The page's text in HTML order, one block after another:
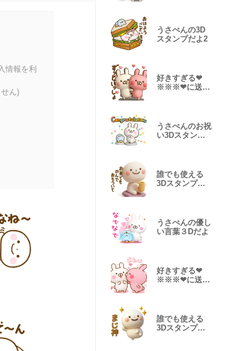
情報を利
ん)
うさぺんの3D
スタンプだよ2
好きすぎる❤
※※※❤に送る
うさぺんのお祝
い3Dスタンプ
誰でも使える
3Dスタンプだ
うさぺんの優し
い言葉３Dだよ
好きすぎる❤
※※※❤に送る
誰でも使える
3Dスタンプだ